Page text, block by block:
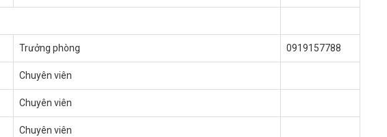
Trưởng phòng 0919157788
Chuyên viên
Chuyên viên
Chuyên viên